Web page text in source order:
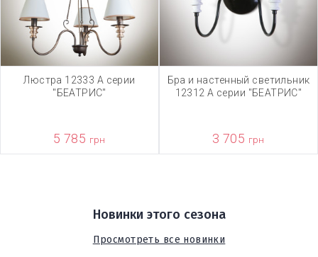
Люстра 12333 А серии
"БЕАТРИС"
5 785 грн
Бра и настенный светильник
12312 А серии "БЕАТРИС"
3 705 грн
Новинки этого сезона
Просмотреть все новинки